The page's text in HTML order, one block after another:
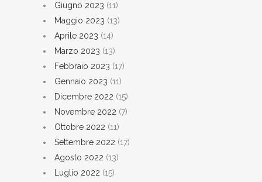
Giugno 2023 (11)
Maggio 2023 (13)
Aprile 2023 (14)
Marzo 2023 (13)
Febbraio 2023 (17)
Gennaio 2023 (11)
Dicembre 2022 (15)
Novembre 2022 (7)
Ottobre 2022 (11)
Settembre 2022 (17)
Agosto 2022 (13)
Luglio 2022 (15)